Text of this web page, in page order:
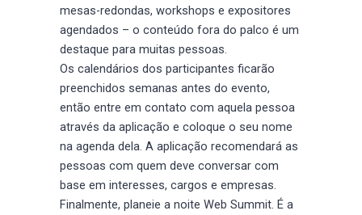
mesas-redondas, workshops e expositores
agendados – o conteúdo fora do palco é um
destaque para muitas pessoas.
Os calendários dos participantes ficarão
preenchidos semanas antes do evento,
então entre em contato com aquela pessoa
através da aplicação e coloque o seu nome
na agenda dela. A aplicação recomendará as
pessoas com quem deve conversar com
base em interesses, cargos e empresas.
Finalmente, planeie a noite Web Summit. É a